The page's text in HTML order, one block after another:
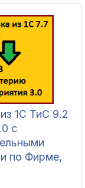
1С ТиС 9.2
с
по Фирме,